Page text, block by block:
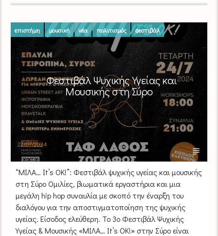
επιστήμη μουσική νέα πολιτισμός φεστιβάλ
Φεστιβάλ Ψυχικής Υγείας και
Μουσικής στη Σύρο
22/07/2024
“ΜΙΛΑ… It’s OK!”: Φεστιβάλ ψυχικής υγείας και μουσικής
στη Σύρο Ομιλίες, βιωματικά εργαστήρια και μια
μεγάλη hip hop συναυλία με σκοπό την έναρξη του
διαλόγου για την αποστιγματοποίηση της ψυχικής
υγείας. Είσοδος ελεύθερη. Το 3ο Φεστιβάλ Ψυχικής
Υγείας & Μουσικής «ΜΙΛΑ… It’s OK!» στην Σύρο είναι